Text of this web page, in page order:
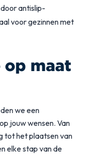
antislip-
voor gezinnen met
op maat
we een
jouw wensen. Van
tot het plaatsen van
elke stap van de